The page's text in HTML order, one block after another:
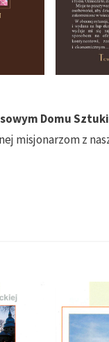
Domu
misjonarzom z